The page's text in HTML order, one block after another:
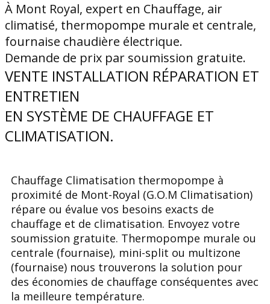
À Mont Royal, expert en Chauffage, air
climatisé, thermopompe murale et centrale,
fournaise chaudière électrique.
Demande de prix par soumission gratuite.
VENTE INSTALLATION RÉPARATION ET
ENTRETIEN
EN SYSTÈME DE CHAUFFAGE ET
CLIMATISATION.
Chauffage Climatisation thermopompe à
proximité de ​ ​ ​ ​ ​ ​ ​ Mont-Royal (G.O.M Climatisation)
répare ou évalue vos besoins exacts de
chauffage et de climatisation. Envoyez votre
soumission gratuite. Thermopompe murale ou
centrale (fournaise), mini-split ou multizone
(fournaise) nous trouverons la solution pour
des économies de chauffage conséquentes avec
la meilleure température.